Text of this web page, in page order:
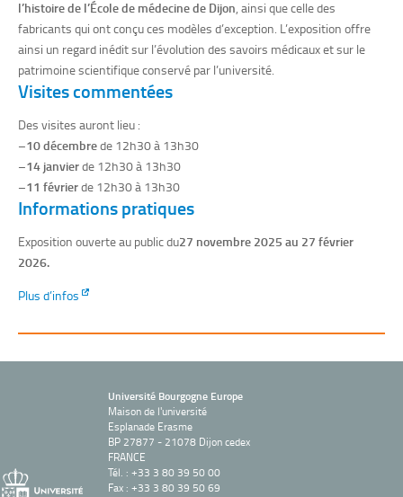
l’histoire de l’École de médecine de Dijon, ainsi que celle des
fabricants qui ont conçu ces modèles d’exception. L’exposition offre
ainsi un regard inédit sur l’évolution des savoirs médicaux et sur le
patrimoine scientifique conservé par l’université.
Visites commentées
Des visites auront lieu :
–10 décembrede 12h30 à 13h30
–14 janvierde 12h30 à 13h30
–11 févrierde 12h30 à 13h30
Informations pratiques
Exposition ouverte au public du27 novembre 2025 au 27 février
2026.
Plus d’infos
Université Bourgogne Europe
Maison de l'université
Esplanade Erasme
BP 27877 - 21078 Dijon cedex
FRANCE
Tél. : +33 3 80 39 50 00
Fax : +33 3 80 39 50 69